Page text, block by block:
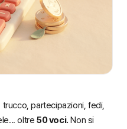
partecipazioni, fedi,
oltre50 voci. Non si